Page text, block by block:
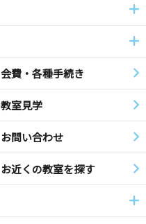
会費・各種手続き
教室見学
お問い合わせ
お近くの教室を探す